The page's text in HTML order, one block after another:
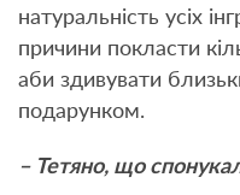
натуральність усіх
причини покласти
аби здивувати
подарунком.
– Тетяно, що